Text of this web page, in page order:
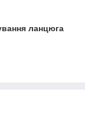
ланцюга